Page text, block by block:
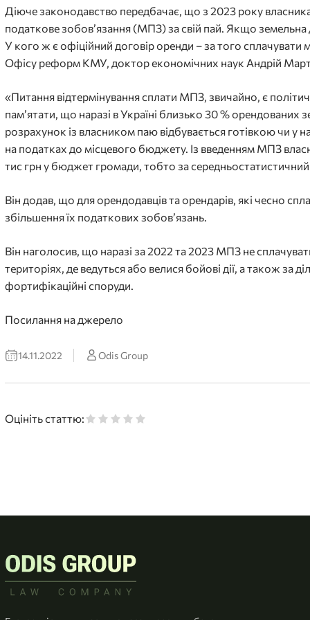
Діюче законодавство передбачає, що з 2023 року
податкове зобов’язання (МПЗ) за свій пай. Якщо земельна
У кого ж є офіційний договір оренди – за того
Офісу реформ КМУ, доктор економічних наук Андрій
«Питання відтермінування сплати МПЗ, звичайно, є
пам’ятати, що наразі в Україні близько 30 % орендованих
розрахунок із власником паю відбувається готівкою чи
на податках до місцевого бюджету. Із введенням МПЗ
тис грн у бюджет громади, тобто за
Він додав, що для орендодавців та орендарів, які чесно
збільшення їх податкових зобов’язань.
Він наголосив, що наразі за 2022 та 2023 МПЗ не
територіях, де ведуться або велися бойові дії, а також
фортифікаційні споруди.
Посилання на джерело
14.11.2022 Odis Group
Оцініть статтю: